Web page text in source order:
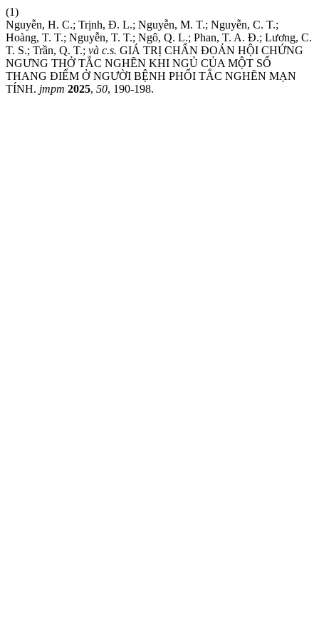
(1)
Nguyễn, H. C.; Trịnh, Đ. L.; Nguyễn, M. T.; Nguyễn, C. T.;
Hoàng, T. T.; Nguyễn, T. T.; Ngô, Q. L.; Phan, T. A. Đ.; Lương, C.
T. S.; Trần, Q. T.; và c.s. GIÁ TRỊ CHẨN ĐOÁN HỘI CHỨNG
NGƯNG THỞ TẮC NGHẼN KHI NGỦ CỦA MỘT SỐ
THANG ĐIỂM Ở NGƯỜI BỆNH PHỔI TẮC NGHẼN MẠN
TÍNH. jmpm 2025, 50, 190-198.